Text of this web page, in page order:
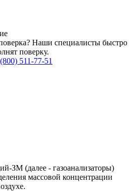
Наши специалисты быстро
поверку.
511-77-51
ЗМ (далее - газоанализаторы)
массовой концентрации